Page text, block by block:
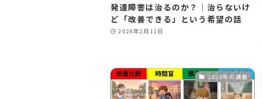
発達障害は治るのか？｜治らないけ
ど「改善できる」という希望の話
2026年2月11日
2026年の講義